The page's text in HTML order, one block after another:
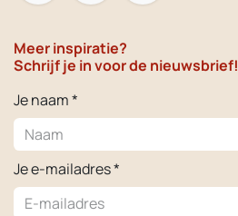
Meer inspiratie?
Schrijf je in voor de nieuwsbrief!
Je naam *
Je e-mailadres *